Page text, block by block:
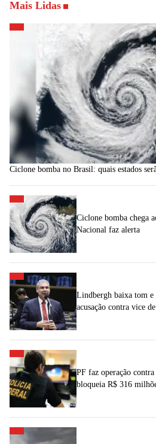
Mais Lidas
Ciclone bomba no Brasil: quais estados
Ciclone bomba chega
Nacional faz alerta
Lindbergh baixa tom e
acusação contra vice
PF faz operação
bloqueia R$ 316